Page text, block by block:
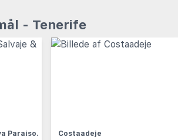
- Tenerife
Paraiso. Costaadeje